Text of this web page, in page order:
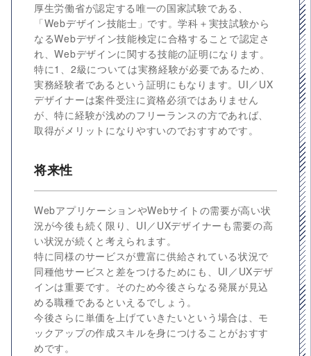
厚生労働省が認定する唯一の国家試験である、
「Webデザイン技能士」です。学科＋実技試験から
なるWebデザイン技能検定に合格することで認定さ
れ、Webデザインに関する技能の証明になります。
特に1、2級については実務経験が必要であるため、
実務経験者であるという証明にもなります。UI／UX
デザイナーは案件受注に資格必須ではありません
が、特に経験が浅めのフリーランスの方であれば、
取得がメリットになりやすいのでおすすめです。
将来性
WebアプリケーションやWebサイトの需要が高い状
況が今後も続く限り、UI／UXデザイナーも需要の高
い状況が続くと考えられます。
特に同様のサービスが豊富に供給されている状況で
同種他サービスと差をつけるためにも、UI／UXデザ
インは重要です。そのため今後さらなる発展が見込
める職種であるといえるでしょう。
今後さらに単価を上げていきたいという場合は、モ
ックアップの作成スキルを身につけることがおすす
めです。